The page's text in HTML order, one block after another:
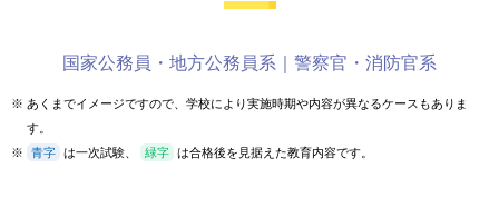
国家公務員・地方公務員系｜警察官・消防官系
※ あくまでイメージですので、学校により実施時期や内容が異なるケースもありま
す。
※
青字 は一次試験、 緑字 は合格後を見据えた教育内容です。